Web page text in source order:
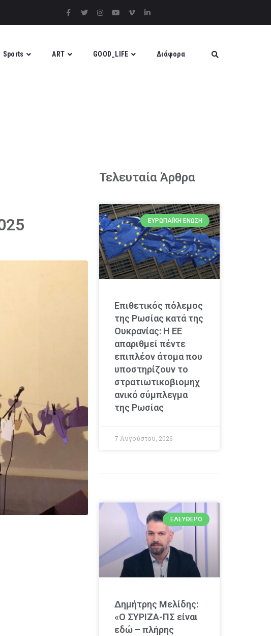
Sports ART GOOD_LIFE Διάφορα
Τελευταία Άρθρα
ΕΥΡΩΠΑΪΚΉ ΈΝΩΣΗ
Επιθετικός πόλεμος
της Ρωσίας κατά της
Ουκρανίας: Η ΕΕ
απαριθμεί πέντε
επιπλέον άτομα που
υποστηρίζουν το
στρατιωτικοβιομηχ
ανικό σύμπλεγμα
της Ρωσίας
7 Αυγούστου, 2026
ΕΛΕΎΘΕΡΟ
Δημήτρης Μελίδης:
«Ο ΣΥΡΙΖΑ-ΠΣ είναι
εδώ – πλήρης